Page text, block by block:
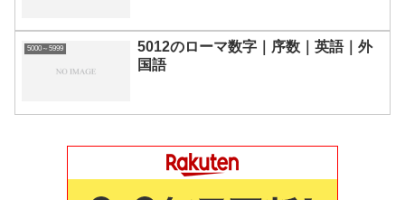
5000～5999
5012のローマ数字｜序数｜英語｜外
国語